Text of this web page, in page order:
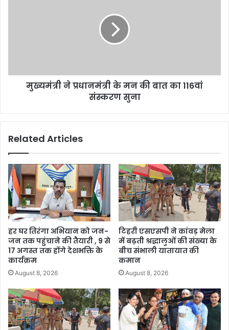
मुख्यमंत्री ने प्रधानमंत्री के मन की बात का 116वां
संस्करण सुना
Related Articles
हर घर तिरंगा अभियान को जन-
जन तक पहुंचाने की तैयारी , 9 से
17 अगस्त तक होंगे देशभक्ति के
कार्यक्रम
August 8, 2026
टिहरी एसएसपी ने कांवड़ मेला
में बढ़ती श्रद्धालुओं की संख्या के
बीच संभाली यातायात की
कमान
August 8, 2026